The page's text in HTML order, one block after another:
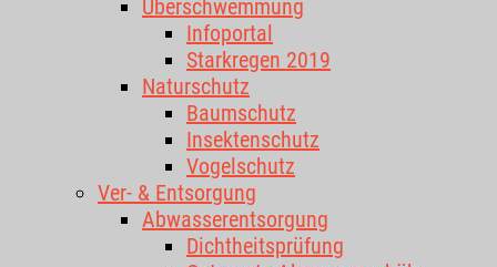
Überschwemmung
Infoportal
Starkregen 2019
Naturschutz
Baumschutz
Insektenschutz
Vogelschutz
Ver- & Entsorgung
Abwasserentsorgung
Dichtheitsprüfung